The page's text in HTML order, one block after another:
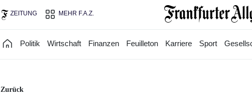
ZEITUNG MEHR F.A.Z.
Politik Wirtschaft Finanzen Feuilleton Karriere Sport
Zurück